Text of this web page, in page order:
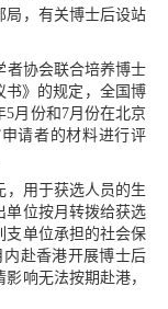
局，有关博士后设站
协会联合培养博士
书》的规定，全国博
5月份和7月份在北京
请者的材料进行评
用于获选人员的生
单位按月转拨给获选
支单位承担的社会保
赴香港开展博士后
响无法按期赴港，